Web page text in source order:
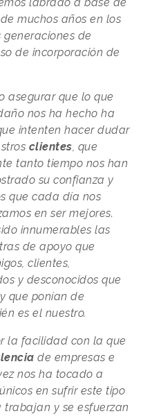
muchos años en los
de
de incorporación de
asegurar que lo que
nos ha hecho ha
intenten hacer dudar
clientes , que
tanto tiempo nos han
su confianza y
que cada día nos
en ser mejores.
innumerables las
de apoyo que
clientes,
y desconocidos que
que ponían de
es el nuestro.
la facilidad con la que
de empresas e
nos ha tocado a
en sufrir este tipo
y se esfuerzan